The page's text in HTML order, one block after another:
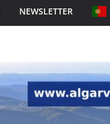
NEWSLETTER